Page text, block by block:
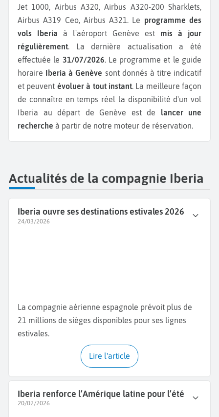
Jet 1000, Airbus A320, Airbus A320-200 Sharklets,
Airbus A319 Ceo, Airbus A321. Le programme des
vols Iberia à l'aéroport Genève est mis à jour
régulièrement. La dernière actualisation a été
effectuée le 31/07/2026. Le programme et le guide
horaire
Iberia à Genève sont donnés à titre indicatif
et peuvent évoluer à tout instant. La meilleure façon
de connaître en temps réel la disponibilité d'un vol
Iberia au départ de Genève est de lancer une
recherche à partir de notre moteur de réservation.
Actualités de la compagnie Iberia
Iberia ouvre ses destinations estivales 2026
24/03/2026
La compagnie aérienne espagnole prévoit plus de
21 millions de sièges disponibles pour ses lignes
estivales.
Lire l'article
Iberia renforce l’Amérique latine pour l’été
20/02/2026